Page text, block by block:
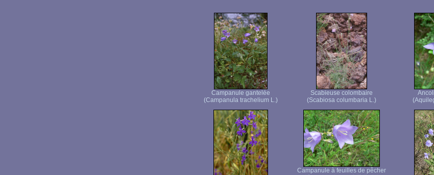
Campanule gantelée
(Campanula trachelium L.)
Scabieuse colombaire
(Scabiosa columbaria L.)
Campanule à feuilles de pêcher